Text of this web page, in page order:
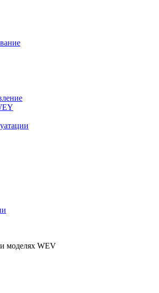
моделях WEV